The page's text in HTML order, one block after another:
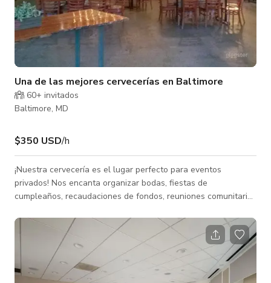
Una de las mejores cervecerías en Baltimore
60+ invitados
Baltimore, MD
$350 USD/h
¡Nuestra cervecería es el lugar perfecto para eventos
privados! Nos encanta organizar bodas, fiestas de
cumpleaños, recaudaciones de fondos, reuniones comunitarias
trabajo.